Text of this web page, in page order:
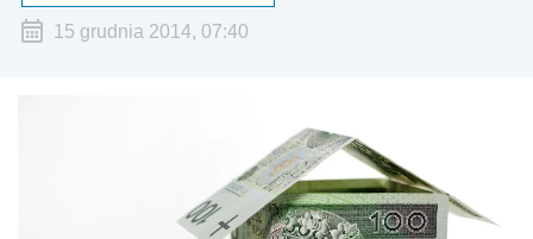
15 grudnia 2014, 07:40